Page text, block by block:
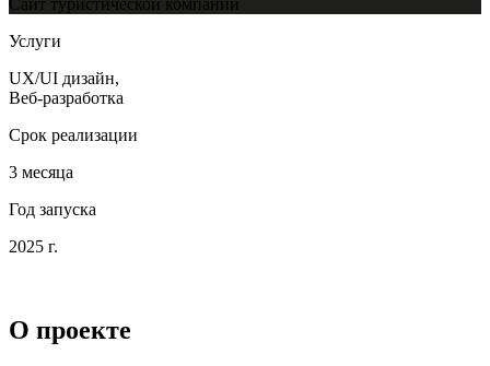
Сайт туристической компании
Услуги
UX/UI дизайн,
Веб-разработка
Срок реализации
3 месяца
Год запуска
2025 г.
О проекте